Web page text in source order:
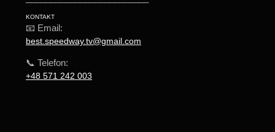
KONTAKT
📧 Email:
best.speedway.tv@gmail.com
📞 Telefon:
+48 571 242 003